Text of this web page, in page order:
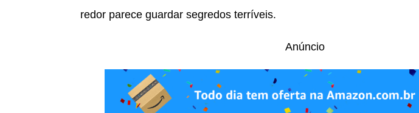
redor parece guardar segredos terríveis.
Anúncio